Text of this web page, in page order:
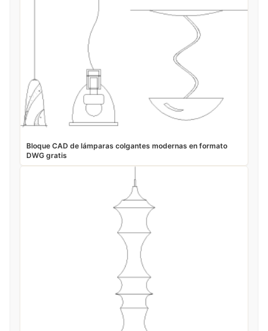
Bloque CAD de lámparas colgantes modernas en formato
DWG gratis